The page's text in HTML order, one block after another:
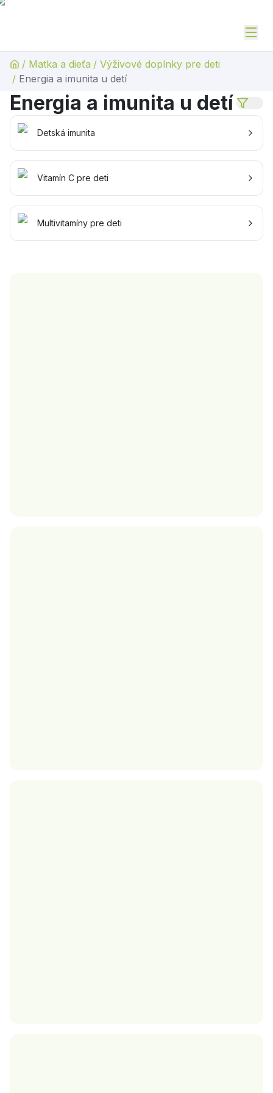
/ Matka a dieťa / Výživové doplnky pre deti
/ Energia a imunita u detí
Energia a imunita u detí
Detská imunita
Vitamín C pre deti
Multivitamíny pre deti